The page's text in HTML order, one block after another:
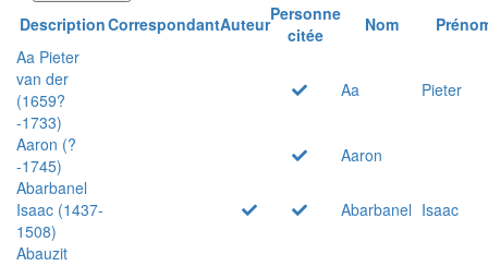
DescriptionCorrespondantAuteurPersonne
citée
Nom
Aa Pieter
van der
(1659?
-1733)
Aa Pieter
Aaron (?
-1745)
Aaron
Abarbanel
Isaac (1437-
1508)
Abarbanel Isaac
Abauzit